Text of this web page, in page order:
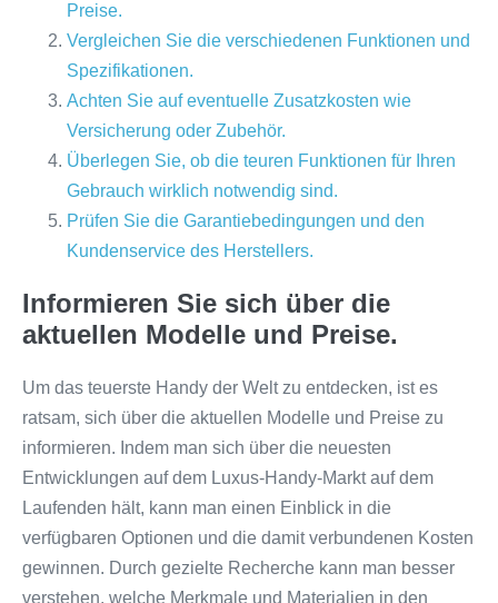
Preise.
Vergleichen Sie die verschiedenen Funktionen und
Spezifikationen.
Achten Sie auf eventuelle Zusatzkosten wie
Versicherung oder Zubehör.
Überlegen Sie, ob die teuren Funktionen für Ihren
Gebrauch wirklich notwendig sind.
Prüfen Sie die Garantiebedingungen und den
Kundenservice des Herstellers.
Informieren Sie sich über die
aktuellen Modelle und Preise.
Um das teuerste Handy der Welt zu entdecken, ist es
ratsam, sich über die aktuellen Modelle und Preise zu
informieren. Indem man sich über die neuesten
Entwicklungen auf dem Luxus-Handy-Markt auf dem
Laufenden hält, kann man einen Einblick in die
verfügbaren Optionen und die damit verbundenen Kosten
gewinnen. Durch gezielte Recherche kann man besser
verstehen, welche Merkmale und Materialien in den